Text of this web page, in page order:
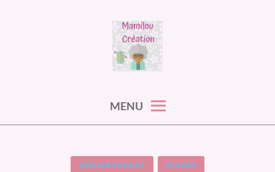
MENU
ATELIER ENFANT DIVERS